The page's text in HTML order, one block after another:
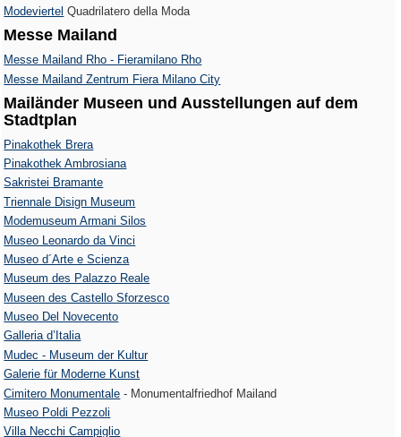
Modeviertel Quadrilatero della Moda
Messe Mailand
Messe Mailand Rho - Fieramilano Rho
Messe Mailand Zentrum Fiera Milano City
Mailänder Museen und Ausstellungen auf dem
Stadtplan
Pinakothek Brera
Pinakothek Ambrosiana
Sakristei Bramante
Triennale Disign Museum
Modemuseum Armani Silos
Museo Leonardo da Vinci
Museo d´Arte e Scienza
Museum des Palazzo Reale
Museen des Castello Sforzesco
Museo Del Novecento
Galleria d’Italia
Mudec - Museum der Kultur
Galerie für Moderne Kunst
Cimitero Monumentale - Monumentalfriedhof Mailand
Museo Poldi Pezzoli
Villa Necchi Campiglio